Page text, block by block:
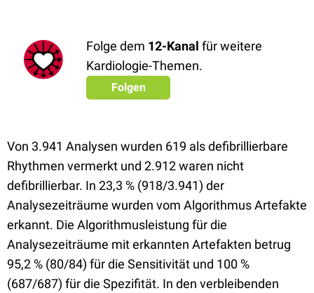
Folge dem 12-Kanal für weitere
Kardiologie-Themen.
Folgen
Von 3.941 Analysen wurden 619 als defibrillierbare
Rhythmen vermerkt und 2.912 waren nicht
defibrillierbar. In 23,3 % (918/3.941) der
Analysezeiträume wurden vom Algorithmus Artefakte
erkannt. Die Algorithmusleistung für die
Analysezeiträume mit erkannten Artefakten betrug
95,2 % (80/84) für die Sensitivität und 100 %
(687/687) für die Spezifität. In den verbleibenden